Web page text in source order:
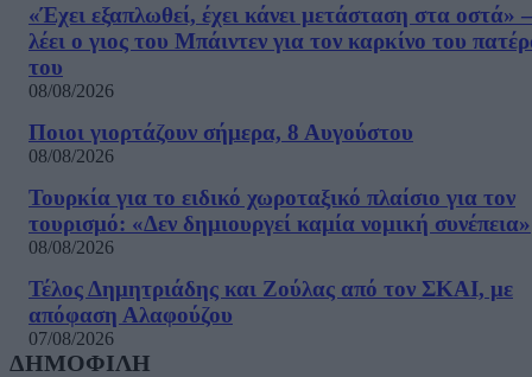
«Έχει εξαπλωθεί, έχει κάνει μετάσταση στα οστά»
λέει ο γιος του Μπάιντεν για τον καρκίνο του
του
08/08/2026
Ποιοι γιορτάζουν σήμερα, 8 Αυγούστου
08/08/2026
Τουρκία για το ειδικό χωροταξικό πλαίσιο για τον
τουρισμό: «Δεν δημιουργεί καμία νομική συνέπεια»
08/08/2026
Τέλος Δημητριάδης και Ζούλας από τον ΣΚΑΙ, με
απόφαση Αλαφούζου
07/08/2026
ΔΗΜΟΦΙΛΗ